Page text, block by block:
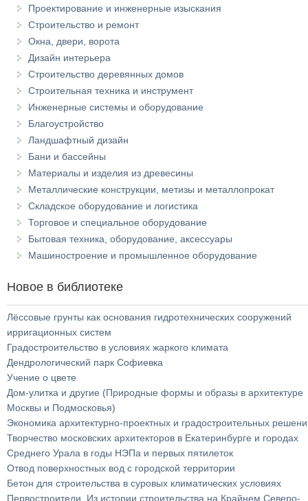
Проектирование и инженерные изыскания
Строительство и ремонт
Окна, двери, ворота
Дизайн интерьера
Строительство деревянных домов
Строительная техника и инструмент
Инженерные системы и оборудование
Благоустройство
Ландшафтный дизайн
Бани и бассейны
Материалы и изделия из древесины
Металлические конструкции, метизы и металлопрокат
Складское оборудование и логистика
Торговое и специальное оборудование
Бытовая техника, оборудование, аксессуары
Машиностроение и промышленное оборудование
Новое в библиотеке
Лёссовые грунты как основания гидротехнических сооружений
ирригационных систем
Градостроительство в условиях жаркого климата
Дендрологический парк Софиевка
Учение о цвете
Дом-улитка и другие (Природные формы и образы в архитектуре
Москвы и Подмосковья)
Экономика архитектурно-проектных и градостроительных
Творчество московских архитекторов в Екатеринбурге и городах
Среднего Урала в годы НЭПа и первых пятилеток
Отвод поверхностных вод с городской территории
Бетон для строительства в суровых климатических условиях
Первостроители. Из истории строительства на Крайнем Северо-